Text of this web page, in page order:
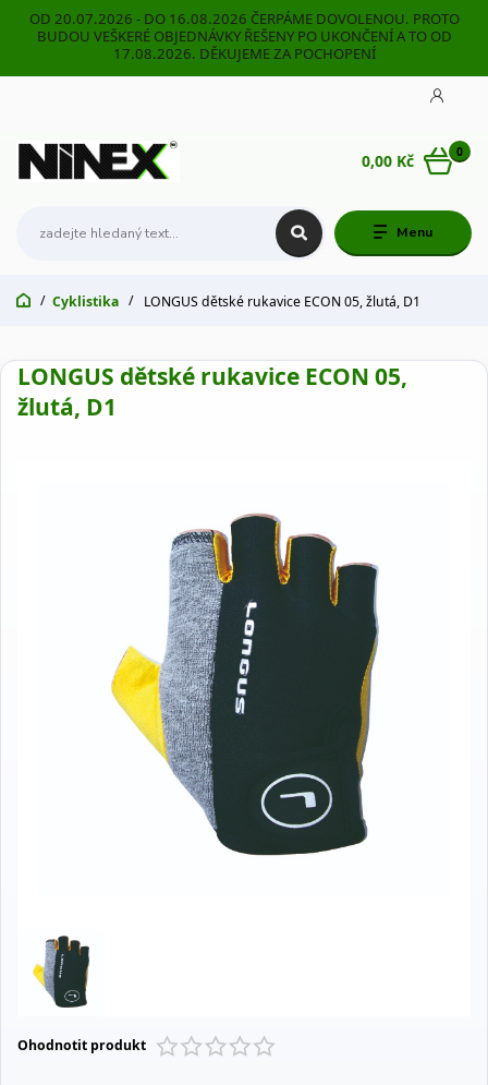
OD 20.07.2026 - DO 16.08.2026 ČERPÁME DOVOLENOU. PROTO
BUDOU VEŠKERÉ OBJEDNÁVKY ŘEŠENY PO UKONČENÍ A TO OD
17.08.2026. DĚKUJEME ZA POCHOPENÍ
Menu
0
0,00 Kč
Cyklistika LONGUS dětské rukavice ECON 05, žlutá, D1
LONGUS dětské rukavice ECON 05,
žlutá, D1
Ohodnotit produkt